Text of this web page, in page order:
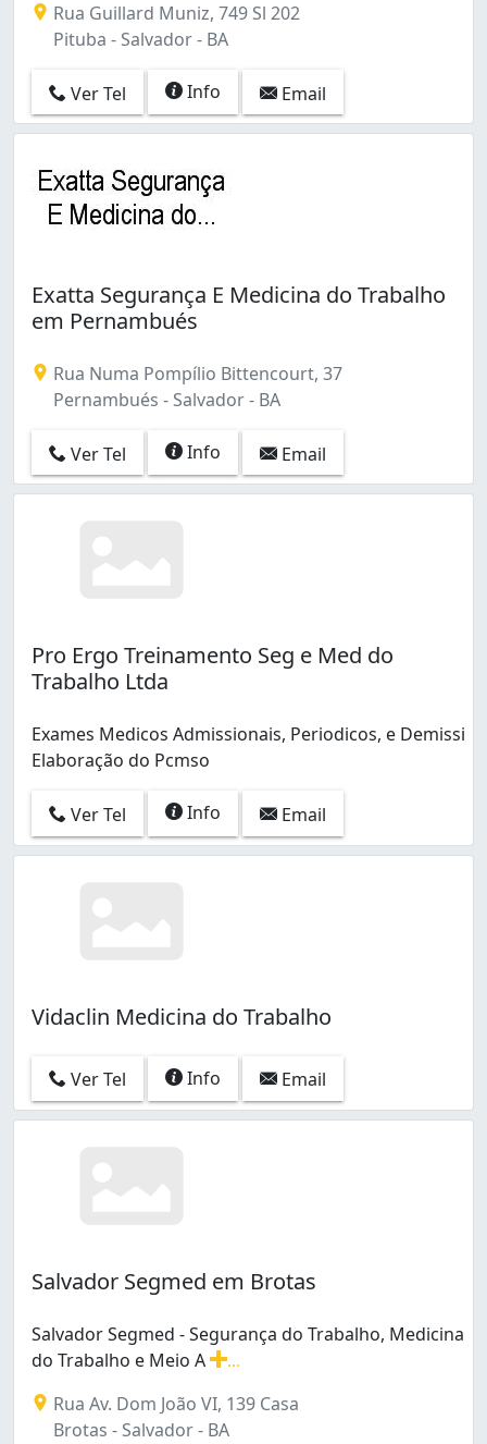
Rua Guillard Muniz, 749 Sl 202
Pituba - Salvador - BA
Ver Tel Info Email
Exatta Segurança E Medicina do Trabalho
em Pernambués
Rua Numa Pompílio Bittencourt, 37
Pernambués - Salvador - BA
Ver Tel Info Email
Pro Ergo Treinamento Seg e Med do
Trabalho Ltda
Exames Medicos Admissionais, Periodicos, e Demissi
Elaboração do Pcmso
Ver Tel Info Email
Vidaclin Medicina do Trabalho
Ver Tel Info Email
Salvador Segmed em Brotas
Salvador Segmed - Segurança do Trabalho, Medicina
do Trabalho e Meio A
Rua Av. Dom João VI, 139 Casa
Brotas - Salvador - BA